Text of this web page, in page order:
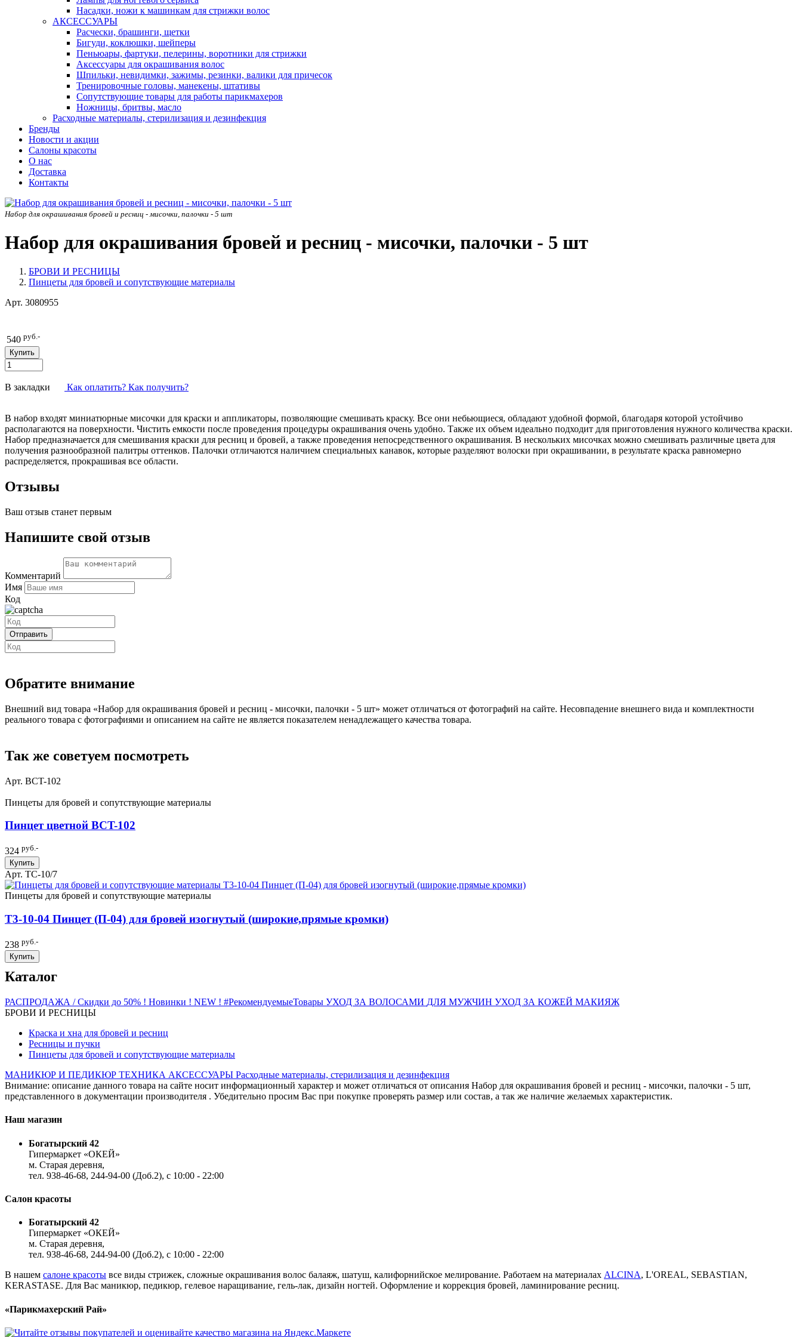
Насадки, ножи к машинкам для стрижки волос
АКСЕССУАРЫ
Расчески, брашинги, щетки
Бигуди, коклюшки, шейперы
Пеньюары, фартуки, пелерины, воротники для стрижки
Аксессуары для окрашивания волос
Шпильки, невидимки, зажимы, резинки, валики для причесок
Тренировочные головы, манекены, штативы
Сопутствующие товары для работы парикмахеров
Ножницы, бритвы, масло
Расходные материалы, стерилизация и дезинфекция
Бренды
Новости и акции
Салоны красоты
О нас
Доставка
Контакты
Набор для окрашивания бровей и ресниц - мисочки, палочки - 5 шт
Набор для окрашивания бровей и ресниц - мисочки, палочки - 5 шт
БРОВИ И РЕСНИЦЫ
Пинцеты для бровей и сопутствующие материалы
Арт. 3080955
540 руб.-
В закладки Как оплатить? Как получить?
В набор входят миниатюрные мисочки для краски и аппликаторы, позволяющие смешивать краску. Все они небьющиеся, обладают удобной формой, благодаря которой устойчиво
располагаются на поверхности. Чистить емкости после проведения процедуры окрашивания очень удобно. Также их объем идеально подходит для приготовления нужного количества краски.
Набор предназначается для смешивания краски для ресниц и бровей, а также проведения непосредственного окрашивания. В нескольких мисочках можно смешивать различные цвета для
получения разнообразной палитры оттенков. Палочки отличаются наличием специальных канавок, которые разделяют волоски при окрашивании, в результате краска равномерно
распределяется, прокрашивая все области.
Отзывы
Ваш отзыв станет первым
Напишите свой отзыв
Комментарий
Имя
Код
Обратите внимание
Внешний вид товара «Набор для окрашивания бровей и ресниц - мисочки, палочки - 5 шт» может отличаться от фотографий на сайте. Несовпадение внешнего вида и комплектности
реального товара с фотографиями и описанием на сайте не является показателем ненадлежащего качества товара.
Так же советуем посмотреть
Арт. BCT-102
Пинцеты для бровей и сопутствующие материалы
Пинцет цветной BCT-102
324 руб.-
Купить
Арт. TC-10/7
Пинцеты для бровей и сопутствующие материалы
T3-10-04 Пинцет (П-04) для бровей изогнутый (широкие,прямые кромки)
238 руб.-
Купить
Каталог
РАСПРОДАЖА / Скидки до 50% ! Новинки ! NEW ! #РекомендуемыеТовары УХОД ЗА ВОЛОСАМИ ДЛЯ МУЖЧИН УХОД ЗА КОЖЕЙ МАКИЯЖ
БРОВИ И РЕСНИЦЫ
Краска и хна для бровей и ресниц
Ресницы и пучки
Пинцеты для бровей и сопутствующие материалы
МАНИКЮР И ПЕДИКЮР ТЕХНИКА АКСЕССУАРЫ Расходные материалы, стерилизация и дезинфекция
Внимание: описание данного товара на сайте носит информационный характер и может отличаться от описания Набор для окрашивания бровей и ресниц - мисочки, палочки - 5 шт,
представленного в документации производителя . Убедительно просим Вас при покупке проверять размер или состав, а так же наличие желаемых характеристик.
Наш магазин
Богатырский 42
Гипермаркет «ОКЕЙ»
м. Старая деревня,
тел. 938-46-68, 244-94-00 (Доб.2), c 10:00 - 22:00
Салон красоты
Богатырский 42
Гипермаркет «ОКЕЙ»
м. Старая деревня,
тел. 938-46-68, 244-94-00 (Доб.2), c 10:00 - 22:00
В нашем салоне красоты все виды стрижек, сложные окрашивания волос балаяж, шатуш, калифорнийское мелирование. Работаем на материалах ALCINA, L'OREAL, SEBASTIAN,
KERASTASE. Для Вас маникюр, педикюр, гелевое наращивание, гель-лак, дизайн ногтей. Оформление и коррекция бровей, ламинирование ресниц.
«Парикмахерский Рай»